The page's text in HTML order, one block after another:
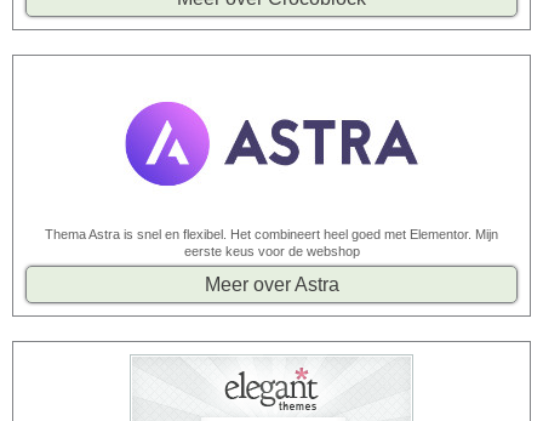
Thema Astra is snel en flexibel. Het combineert heel goed met Elementor. Mijn
eerste keus voor de webshop
Meer over Astra